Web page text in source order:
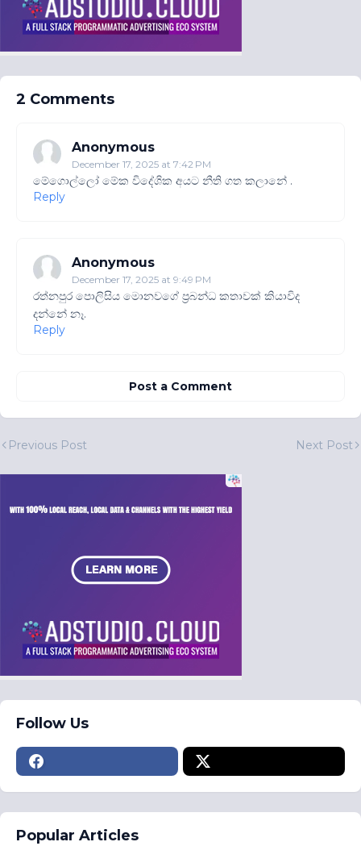
2 Comments
Anonymous
December 17, 2025 at 7:42 PM
මේගොල්ලෝ මේක විදේශික අයට නීති ගත කලානේ .
Reply
Anonymous
December 17, 2025 at 9:49 PM
රත්නපුර පොලිසිය මොනවගේ ප්‍රබන්ධ කතාවක් කියාවිද
දන්නේ නෑ.
Reply
Post a Comment
Previous Post Next Post
Follow Us
Popular Articles